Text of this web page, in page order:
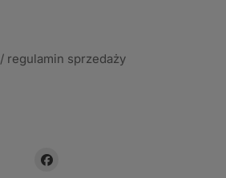
regulamin sprzedaży